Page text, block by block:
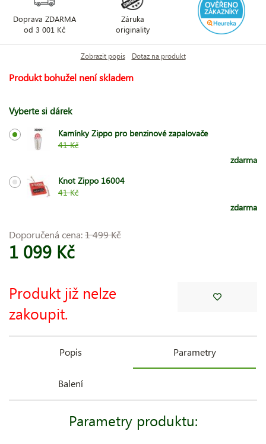
Doprava ZDARMA
od 3 001 Kč
Záruka
originality
Zobrazit popis Dotaz na produkt
Produkt bohužel není skladem
Vyberte si dárek
Kamínky Zippo pro benzinové zapalovače
41 Kč
zdarma
Knot Zippo 16004
41 Kč
zdarma
Doporučená cena:1 499 Kč
1 099 Kč
Produkt již nelze
zakoupit.
Popis Parametry
Balení
Parametry produktu: